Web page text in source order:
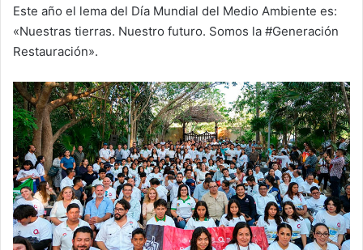
Este año el lema del Día Mundial del Medio Ambiente es:
«Nuestras tierras. Nuestro futuro. Somos la #Generación
Restauración».